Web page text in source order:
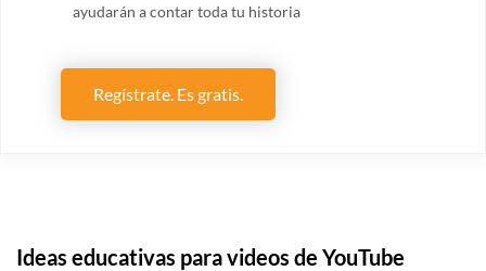
ayudarán a contar toda tu historia
Regístrate. Es gratis.
Ideas educativas para videos de YouTube